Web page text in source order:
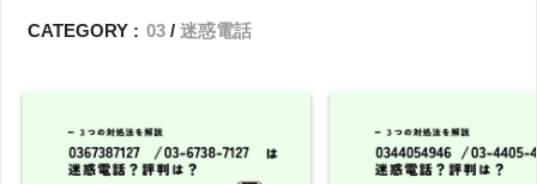
CATEGORY : 03 迷惑電話